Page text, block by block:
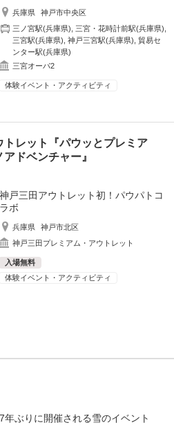
兵庫県
神戸市中央区
三ノ宮駅(兵庫県)
三宮・花時計前駅(兵庫県)
三宮駅(兵庫県) ,神戸三宮駅(兵庫県)
貿易セ
ンター駅(兵庫県)
三宮オーパ2
体験イベント・アクティビティ
レット『パウッとプレミア
ドベンチャー』
神戸三田アウトレット初！パウパトコ
ラボ
兵庫県
神戸市北区
神戸三田プレミアム・アウトレット
入場無料
体験イベント・アクティビティ
7年ぶりに開催される雪のイベント